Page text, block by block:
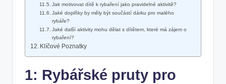
Jak ⁣motivovat dítě⁣ k ⁤rybaření​ jako pravidelné⁤ aktivitě?
Jaké ⁢doplňky by měly ⁤být ⁣součástí‍ dárku pro⁣ malého
rybáře?
Jaké další aktivity mohu⁢ dělat s dítětem, ⁣které ⁢má zájem o
rybaření?
Klíčové⁤ Poznatky
1:‌ Rybářské pruty​ pro⁤